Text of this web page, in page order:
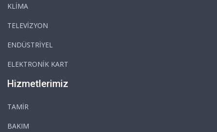
KLİMA
TELEVİZYON
ENDÜSTRİYEL
ELEKTRONİK KART
Hizmetlerimiz
TAMİR
BAKIM